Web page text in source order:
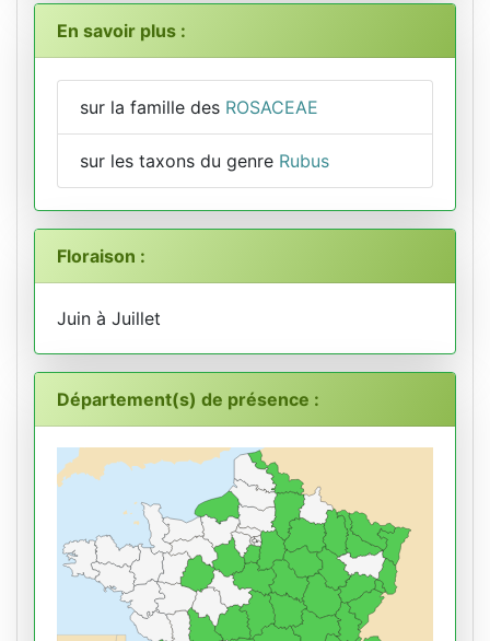
En savoir plus :
sur la famille des ROSACEAE
sur les taxons du genre Rubus
Floraison :
Juin à Juillet
Département(s) de présence :